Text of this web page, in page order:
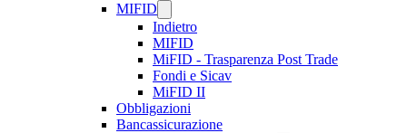
MIFID
Indietro
MIFID
MiFID - Trasparenza Post Trade
Fondi e Sicav
MiFID II
Obbligazioni
Bancassicurazione